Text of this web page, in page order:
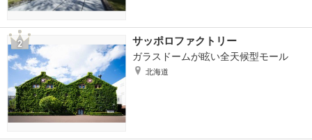
サッポロファクトリー
ガラスドームが眩い全天候型モール
北海道